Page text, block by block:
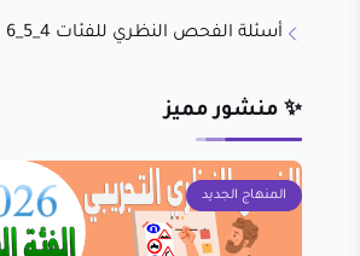
أسئلة الفحص النظري للفئات 4_5_6
✨ منشور مميز
المنهاج الجديد